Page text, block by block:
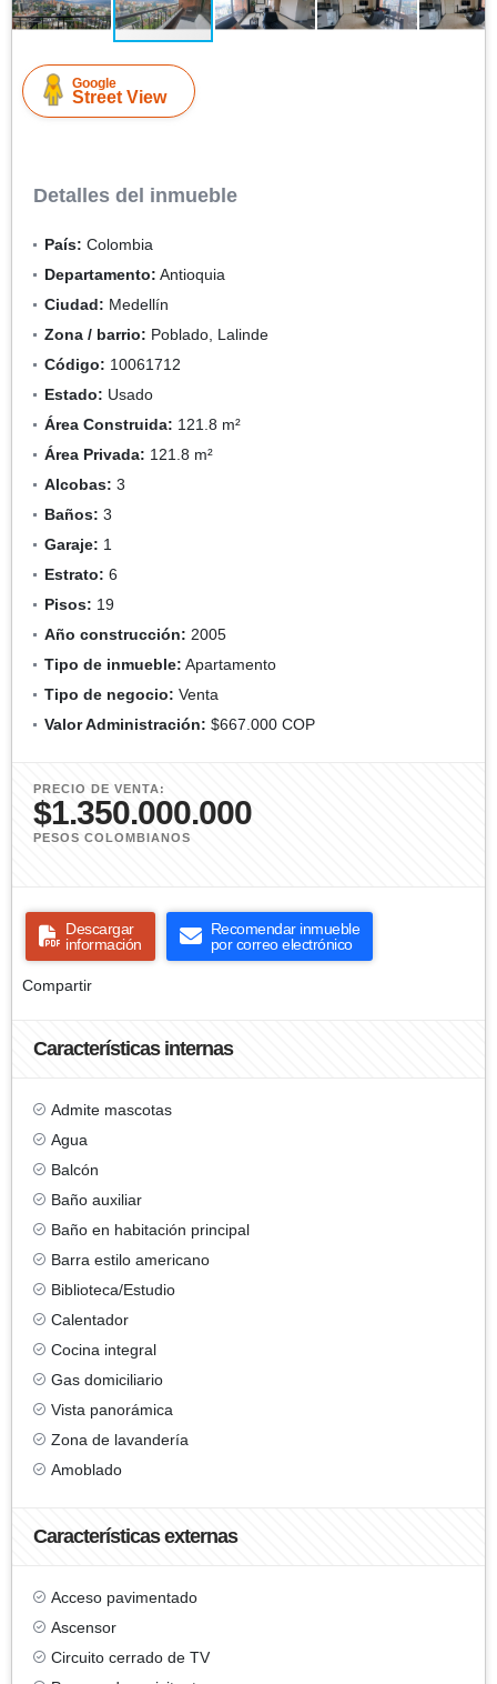
Google
Street View
Detalles del inmueble
País: Colombia
Departamento: Antioquia
Ciudad: Medellín
Zona / barrio: Poblado, Lalinde
Código: 10061712
Estado: Usado
Área Construida: 121.8 m²
Área Privada: 121.8 m²
Alcobas: 3
Baños: 3
Garaje: 1
Estrato: 6
Pisos: 19
Año construcción: 2005
Tipo de inmueble: Apartamento
Tipo de negocio: Venta
Valor Administración: $667.000 COP
PRECIO DE VENTA:
$1.350.000.000
PESOS COLOMBIANOS
Descargar
información
Recomendar inmueble
por correo electrónico
Compartir
Características internas
Admite mascotas
Agua
Balcón
Baño auxiliar
Baño en habitación principal
Barra estilo americano
Biblioteca/Estudio
Calentador
Cocina integral
Gas domiciliario
Vista panorámica
Zona de lavandería
Amoblado
Características externas
Acceso pavimentado
Ascensor
Circuito cerrado de TV